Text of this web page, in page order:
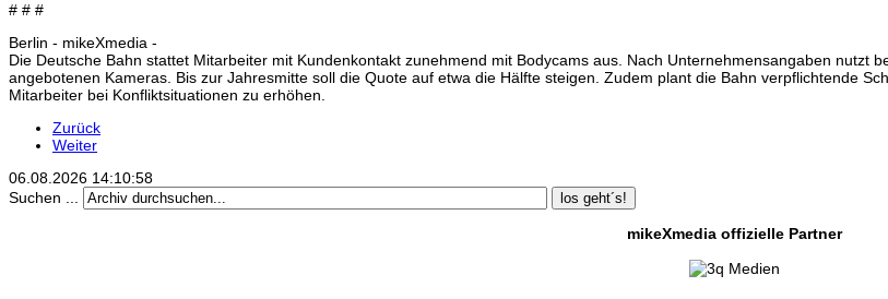
# # #
Berlin - mikeXmedia -
Die Deutsche Bahn stattet Mitarbeiter mit Kundenkontakt zunehmend mit Bodycams aus. Nach Unternehmensangaben nutzt
angebotenen Kameras. Bis zur Jahresmitte soll die Quote auf etwa die Hälfte steigen. Zudem plant die Bahn verpflichtende
Mitarbeiter bei Konfliktsituationen zu erhöhen.
Zurück
Weiter
06.08.2026 14:10:58
Suchen ...
los geht´s!
mikeXmedia offizielle Partner